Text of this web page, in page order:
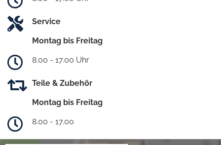
Service
Montag bis Freitag
8.00 - 17.00 Uhr
Teile & Zubehör
Montag bis Freitag
8.00 - 17.00